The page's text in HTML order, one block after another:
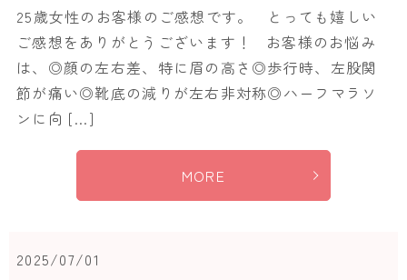
25歳女性のお客様のご感想です。 とっても嬉しい
ご感想をありがとうございます！ お客様のお悩み
は、◎顔の左右差、特に眉の高さ◎歩行時、左股関
節が痛い◎靴底の減りが左右非対称◎ハーフマラソ
ンに向 […]
MORE
2025/07/01